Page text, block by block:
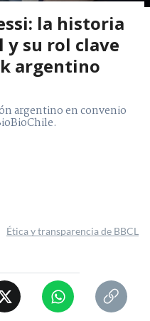
la historia
y su rol clave
argentino
argentino en convenio
Ética y transparencia de BBCL